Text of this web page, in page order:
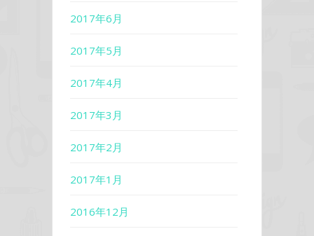
2017年6月
2017年5月
2017年4月
2017年3月
2017年2月
2017年1月
2016年12月